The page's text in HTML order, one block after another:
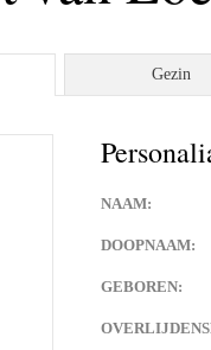
Gezin
NAAM:
DOOPNAAM:
GEBOREN: